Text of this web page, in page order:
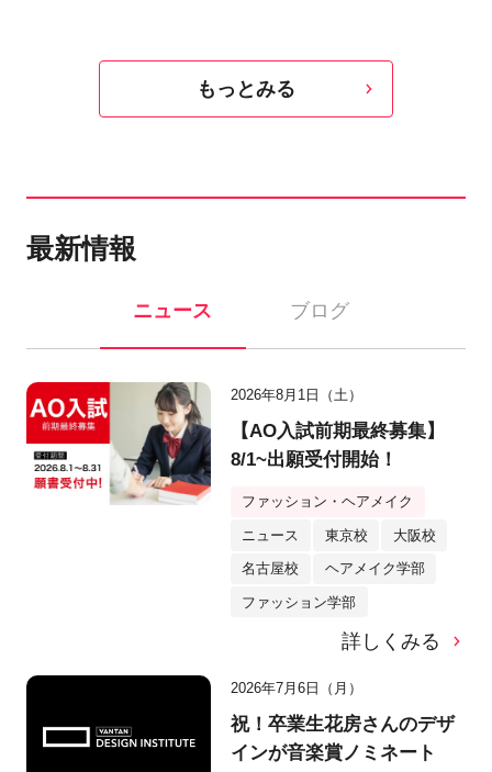
もっとみる
最新情報
ニュース ブログ
2026年8月1日（土）
【AO入試前期最終募集】
8/1~出願受付開始！
ファッション・ヘアメイク
ニュース 東京校 大阪校
名古屋校 ヘアメイク学部
ファッション学部
詳しくみる
2026年7月6日（月）
祝！卒業生花房さんのデザ
インが音楽賞ノミネート